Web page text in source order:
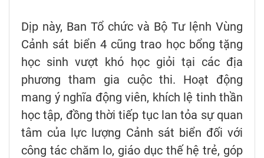
Dịp này, Ban Tổ chức và Bộ Tư lệnh Vùng
Cảnh sát biển 4 cũng trao học bổng tặng
học sinh vượt khó học giỏi tại các địa
phương tham gia cuộc thi. Hoạt động
mang ý nghĩa động viên, khích lệ tinh thần
học tập, đồng thời tiếp tục lan tỏa sự quan
tâm của lực lượng Cảnh sát biển đối với
công tác chăm lo, giáo dục thế hệ trẻ, góp